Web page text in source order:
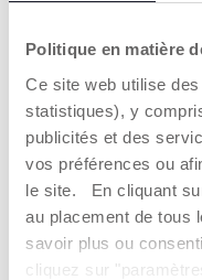
Politique en matière
Ce site web utilise
statistiques), y
publicités et des
vos préférences ou
le site. En cliquant
au placement de tous
savoir plus ou
cliquez sur
L'engagement de
Parmi les différentes
vêtements d'extérieur
Fibres synthétiques
consommation, d'une
polyvalence
Trouver un